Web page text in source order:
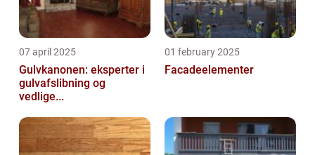
07 april 2025
Gulvkanonen: eksperter i
gulvafslibning og
vedlige...
01 february 2025
Facadeelementer